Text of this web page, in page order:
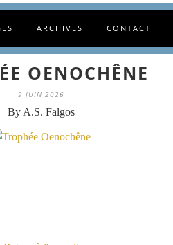
ARCHIVES CONTACT
OENOCHÊNE
9 JUIN 2026
By A.S. Falgos